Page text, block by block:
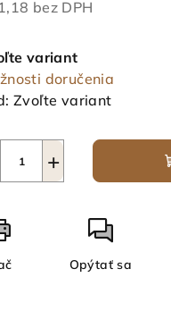
bez DPH
variant
doručenia
Zvoľte variant
+
Opýtať sa